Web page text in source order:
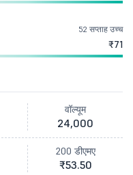
52 सप्ताह उच्च
₹71
वॉल्यूम
24,000
200 डीएमए
₹53.50